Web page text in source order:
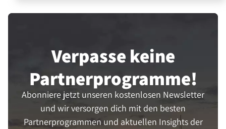
Verpasse keine
Partner­programme!
Abonniere jetzt unseren kostenlosen Newsletter
und wir versorgen dich mit den besten
Partnerprogrammen und aktuellen Insights der